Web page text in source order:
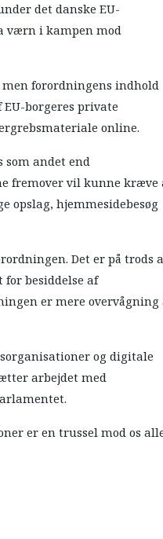
det danske EU-
værn i kampen mod
forordningens indhold
borgeres private
online.
som andet end
fremover vil kunne kræve
opslag, hjemmesidebesøg
Det er på trods
besiddelse af
er mere overvågning
og digitale
arbejdet med
er en trussel mod os